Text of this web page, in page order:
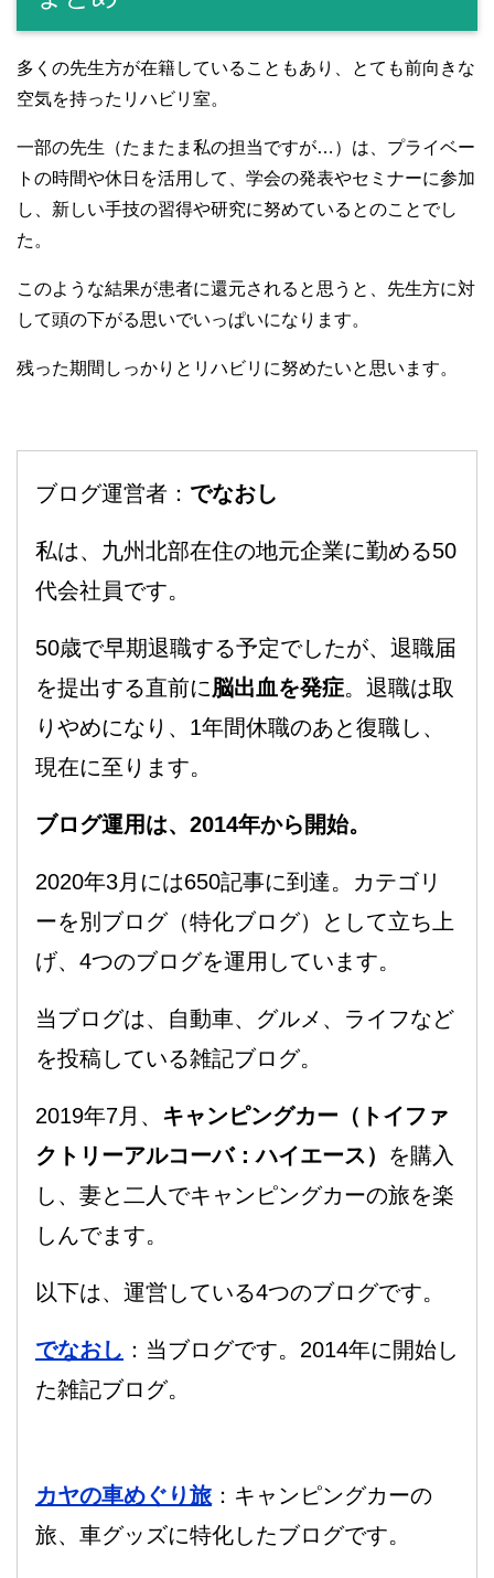
多くの先生方が在籍していることもあり、とても前向きな
空気を持ったリハビリ室。
一部の先生（たまたま私の担当ですが…）は、プライベー
トの時間や休日を活用して、学会の発表やセミナーに参加
し、新しい手技の習得や研究に努めているとのことでし
た。
このような結果が患者に還元されると思うと、先生方に対
して頭の下がる思いでいっぱいになります。
残った期間しっかりとリハビリに努めたいと思います。
ブログ運営者： でなおし
私は、九州北部在住の地元企業に勤める50
代会社員です。
50歳で早期退職する予定でしたが、退職届
を提出する直前に脳出血を発症。退職は取
りやめになり、1年間休職のあと復職し、
現在に至ります。
ブログ運用は、2014年から開始。
2020年3月には650記事に到達。カテゴリ
ーを別ブログ（特化ブログ）として立ち上
げ、4つのブログを運用しています。
当ブログは、自動車、グルメ、ライフなど
を投稿している雑記ブログ。
2019年7月、 キャンピングカー（トイファ
クトリーアルコーバ：ハイエース） を購入
し、妻と二人でキャンピングカーの旅を楽
しんでます。
以下は、運営している4つのブログです。
でなおし ：当ブログです。2014年に開始し
た雑記ブログ。
カヤの車めぐり旅 ：キャンピングカーの
旅、車グッズに特化したブログです。